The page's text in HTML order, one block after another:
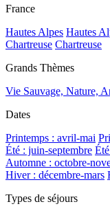
France
Hautes Alpes Hautes
Chartreuse Chartreuse
Grands Thèmes
Vie Sauvage, Nature,
Dates
Printemps : avril-mai
Été : juin-septembre
Automne : octobre-
Hiver : décembre-mars
Types de séjours